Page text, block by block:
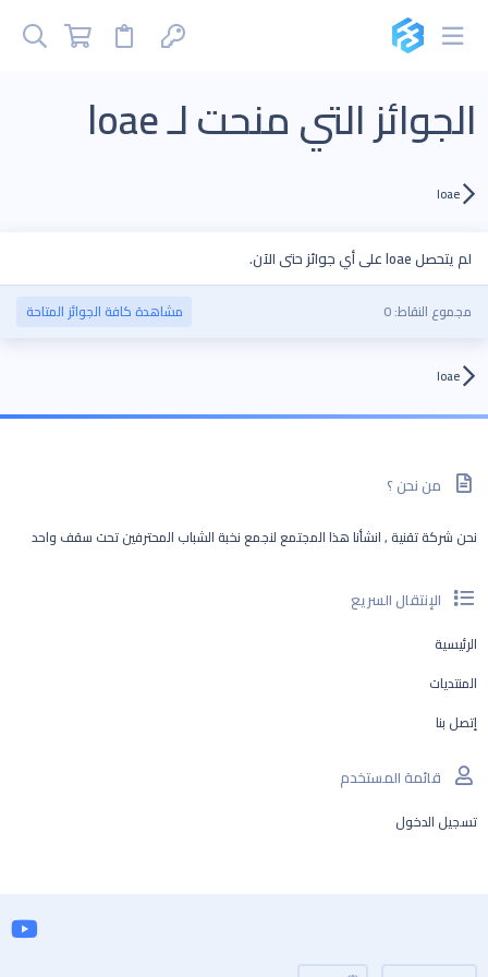
الجوائز التي منحت لـ loae
loae
لم يتحصل loae على أي جوائز حتى الآن.
مجموع النقاط: 0 مشاهدة كافة الجوائز المتاحة
loae
من نحن ؟
نحن شركة تقنية , انشأنا هذا المجتمع لنجمع نخبة الشباب المحترفين تحت سقف واحد
الإنتقال السريع
الرئيسية
المنتديات
إتصل بنا
قائمة المستخدم
تسجيل الدخول